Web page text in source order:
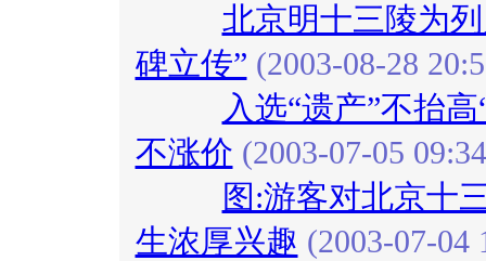
北京明十三陵为
碑立传” (2003-08-28
入选“遗产”不抬
不涨价 (2003-07-05
图:游客对北京十
生浓厚兴趣 (2003-07-04